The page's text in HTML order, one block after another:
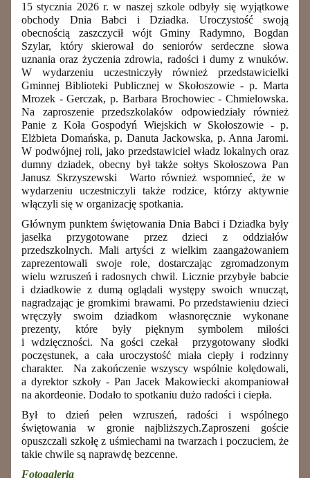
15 stycznia 2026 r. w naszej szkole odbyły się wyjątkowe
obchody Dnia Babci i Dziadka. Uroczystość swoją
obecnością zaszczycił wójt Gminy Radymno, Bogdan
Szylar, który skierował do seniorów serdeczne słowa
uznania oraz życzenia zdrowia, radości i dumy z wnuków.
W wydarzeniu uczestniczyły również przedstawicielki
Gminnej Biblioteki Publicznej w Skołoszowie - p. Marta
Mrozek - Gerczak, p. Barbara Brochowiec - Chmielowska.
Na zaproszenie przedszkolaków odpowiedziały również
Panie z Koła Gospodyń Wiejskich w Skołoszowie - p.
Elżbieta Domańska, p. Danuta Jackowska, p. Anna Jaromi.
W podwójnej roli, jako przedstawiciel władz lokalnych oraz
dumny dziadek, obecny był także sołtys Skołoszowa Pan
Janusz Skrzyszewski Warto również wspomnieć, że w
wydarzeniu uczestniczyli także rodzice, którzy aktywnie
włączyli się w organizację spotkania.
Głównym punktem świętowania Dnia Babci i Dziadka były
jasełka przygotowane przez dzieci z oddziałów
przedszkolnych. Mali artyści z wielkim zaangażowaniem
zaprezentowali swoje role, dostarczając zgromadzonym
wielu wzruszeń i radosnych chwil. Licznie przybyłe babcie
i dziadkowie z dumą oglądali występy swoich wnucząt,
nagradzając je gromkimi brawami. Po przedstawieniu dzieci
wręczyły swoim dziadkom własnoręcznie wykonane
prezenty, które były pięknym symbolem miłości
i wdzięczności. Na gości czekał przygotowany słodki
poczęstunek, a cała uroczystość miała ciepły i rodzinny
charakter. Na zakończenie wszyscy wspólnie kolędowali,
a dyrektor szkoły - Pan Jacek Makowiecki akompaniował
na akordeonie. Dodało to spotkaniu dużo radości i ciepła.
Był to dzień pełen wzruszeń, radości i wspólnego
świętowania w gronie najbliższych.Zaproszeni goście
opuszczali szkołę z uśmiechami na twarzach i poczuciem, że
takie chwile są naprawdę bezcenne.
Fotogaleria